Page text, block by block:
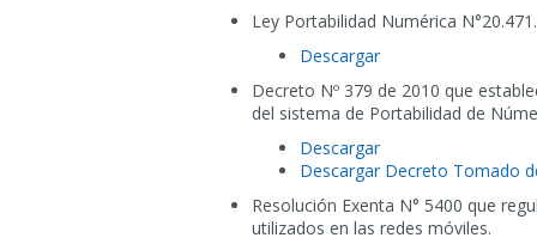
Ley Portabilidad Numérica N°20.471.
Descargar
Decreto Nº 379 de 2010 que
del sistema de Portabilidad de
Descargar
Descargar Decreto Tomado
Resolución Exenta N° 5400 que
utilizados en las redes móviles.